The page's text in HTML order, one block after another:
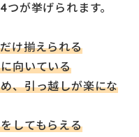
が挙げられます。
け揃えられる
向いている
、引っ越しが楽にな
してもらえる